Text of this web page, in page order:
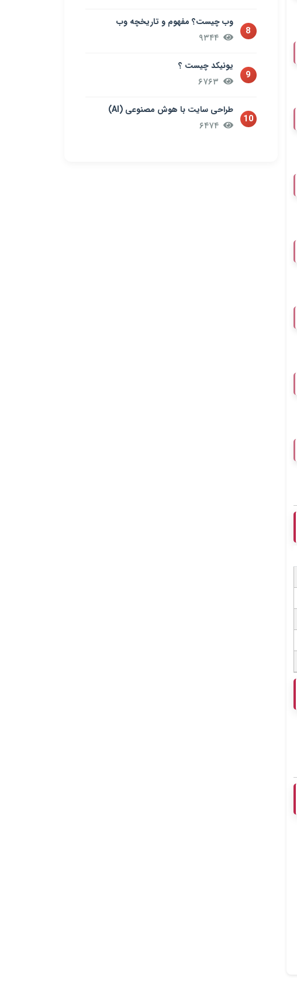
8
وب چیست؟ مفهوم و تاریخچه وب
9
یونیکد چیست ؟
10
طراحی سایت با هوش مصنوعی (AI)